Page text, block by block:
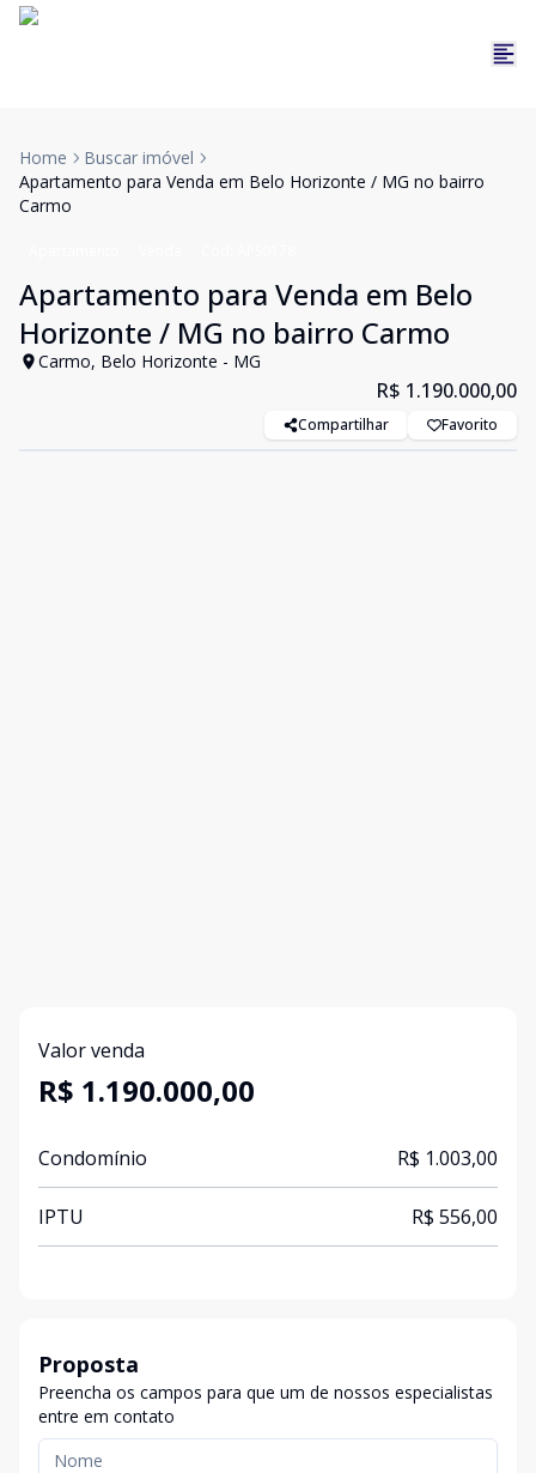
Home
Buscar imóvel
Apartamento para Venda em Belo Horizonte / MG no bairro
Carmo
Apartamento para Venda em Belo
Horizonte / MG no bairro Carmo
Carmo, Belo Horizonte - MG
R$ 1.190.000,00
Compartilhar Favorito
Valor venda
R$ 1.190.000,00
Condomínio R$ 1.003,00
IPTU R$ 556,00
Proposta
Preencha os campos para que um de nossos especialistas
entre em contato